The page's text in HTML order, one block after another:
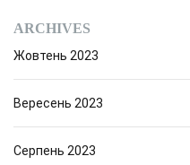
ARCHIVES
Жовтень 2023
Вересень 2023
Серпень 2023